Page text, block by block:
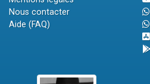
Nous contacter
Aide (FAQ)